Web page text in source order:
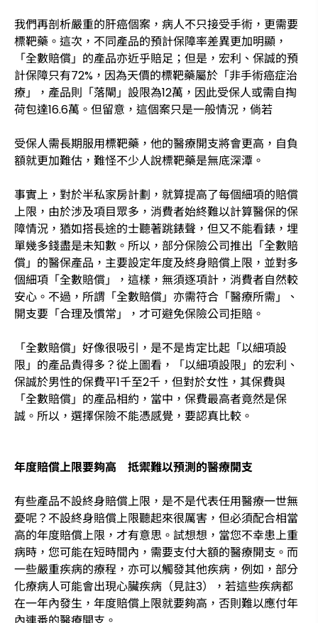
我們再剖析嚴重的肝癌個案，病人不只接受手術，更需要
標靶藥。這次，不同產品的預計保障率差異更加明顯，
「全數賠償」的產品亦近乎賠足；但是，宏利、保誠的預
計保障只有72%，因為天價的標靶藥屬於「非手術癌症治
療」，產品則「落閘」設限為12萬，因此受保人或需自掏
荷包達16.6萬。但留意，這個案只是一般情況，倘若
受保人需長期服用標靶藥，他的醫療開支將會更高，自負
額就更加難估，難怪不少人說標靶藥是無底深潭。
事實上，對於半私家房計劃，就算提高了每個細項的賠償
上限，由於涉及項目眾多，消費者始終難以計算醫保的保
障情況，猶如搭長途的士聽著跳錶聲，但又不能看錶，埋
單幾多錢盡是未知數。所以，部分保險公司推出「全數賠
償」的醫保產品，主要設定年度及終身賠償上限，並對多
個細項「全數賠償」，這樣，無須逐項計，消費者自然較
安心。不過，所謂「全數賠償」亦需符合「醫療所需」、
開支要「合理及慣常」，才可避免保險公司拒賠。
「全數賠償」好像很吸引，是不是肯定比起「以細項設
限」的產品貴得多？從上圖看，「以細項設限」的宏利、
保誠於男性的保費平1千至2千，但對於女性，其保費與
「全數賠償」的產品相約，當中，保費最高者竟然是保
誠。所以，選擇保險不能憑感覺，要認真比較。
年度賠償上限要夠高 抵禦難以預測的醫療開支
有些產品不設終身賠償上限，是不是代表任用醫療一世無
憂呢？不設終身賠償上限聽起來很厲害，但必須配合相當
高的年度賠償上限，才有意思。試想想，當您不幸患上重
病時，您可能在短時間內，需要支付大額的醫療開支。而
一些嚴重疾病的療程，亦可以觸發其他疾病，例如，部分
化療病人可能會出現心臟疾病（見註3），若這些疾病都
在一年內發生，年度賠償上限就要夠高，否則難以應付年